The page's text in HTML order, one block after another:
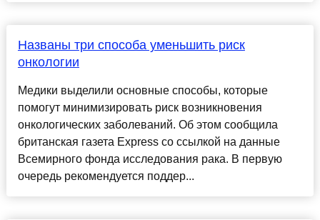
Названы три способа уменьшить риск
онкологии
Медики выделили основные способы, которые
помогут минимизировать риск возникновения
онкологических заболеваний. Об этом сообщила
британская газета Express со ссылкой на данные
Всемирного фонда исследования рака. В первую
очередь рекомендуется поддер...